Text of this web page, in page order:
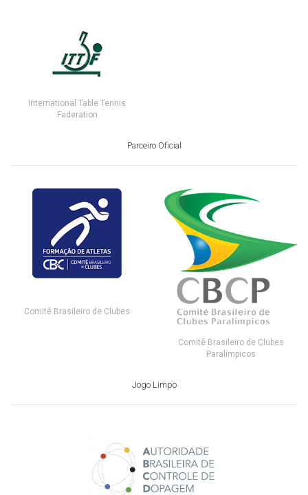
International Table Tennis
Federation
Parceiro Oficial
Comitê Brasileiro de Clubes
Comitê Brasileiro de Clubes
Paralímpicos
Jogo Limpo